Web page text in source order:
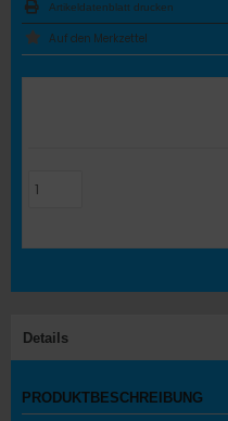
Artikeldatenblatt drucken
Details
PRODUKTBESCHREIBUNG